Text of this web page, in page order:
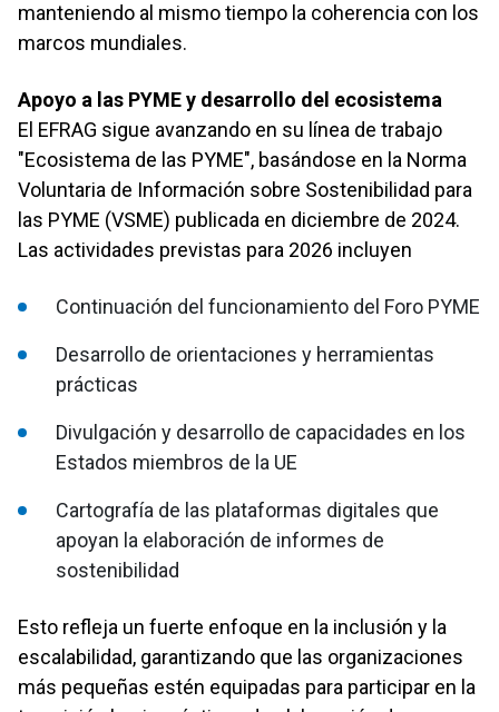
manteniendo al mismo tiempo la coherencia con los
marcos mundiales.
Apoyo a las PYME y desarrollo del ecosistema
El EFRAG sigue avanzando en su línea de trabajo
"Ecosistema de las PYME", basándose en la Norma
Voluntaria de Información sobre Sostenibilidad para
las PYME (VSME) publicada en diciembre de 2024.
Las actividades previstas para 2026 incluyen
Continuación del funcionamiento del Foro PYME
Desarrollo de orientaciones y herramientas
prácticas
Divulgación y desarrollo de capacidades en los
Estados miembros de la UE
Cartografía de las plataformas digitales que
apoyan la elaboración de informes de
sostenibilidad
Esto refleja un fuerte enfoque en la inclusión y la
escalabilidad, garantizando que las organizaciones
más pequeñas estén equipadas para participar en la